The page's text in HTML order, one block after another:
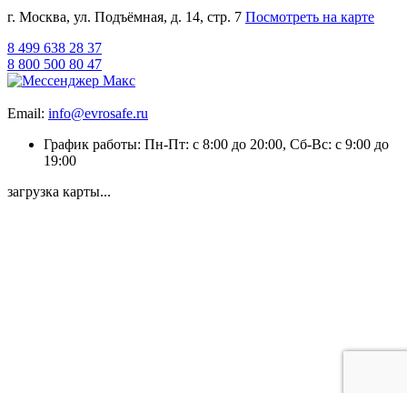
г. Москва, ул. Подъёмная, д. 14, стр. 7 Посмотреть на карте
8 499 638 28 37
8 800 500 80 47
Email: info@evrosafe.ru
График работы: Пн-Пт: с 8:00 до 20:00, Сб-Вс: с 9:00 до
19:00
загрузка карты...